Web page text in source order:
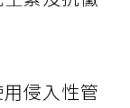
侵入性管